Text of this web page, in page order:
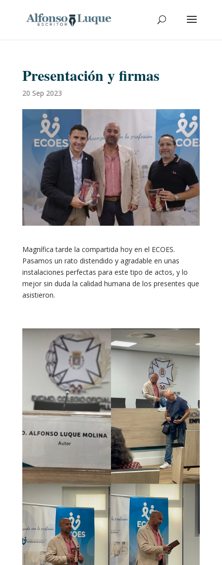
Presentación y firmas
20 Sep 2023
Magnífica tarde la compartida hoy en el ECOES.
Pasamos un rato distendido y agradable en unas
instalaciones perfectas para este tipo de actos, y lo
mejor sin duda la calidad humana de los presentes que
asistieron.